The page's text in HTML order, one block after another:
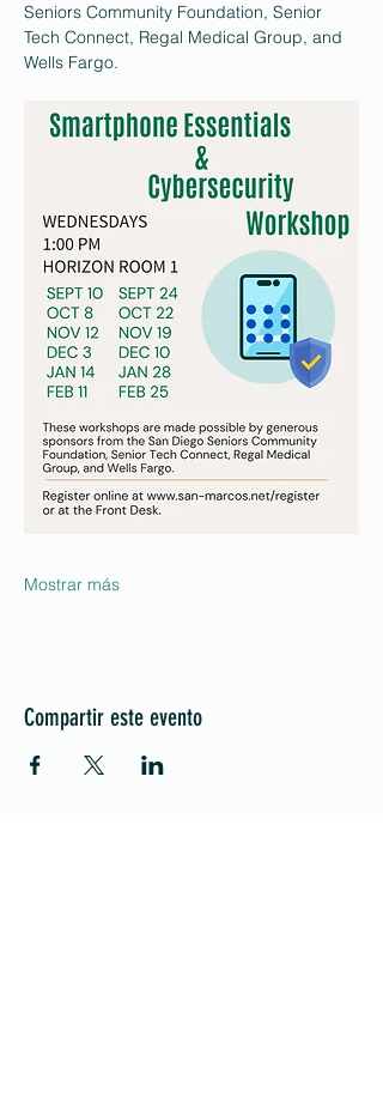
Seniors Community Foundation, Senior
Tech Connect, Regal Medical Group, and
Wells Fargo.
Mostrar más
Compartir este evento